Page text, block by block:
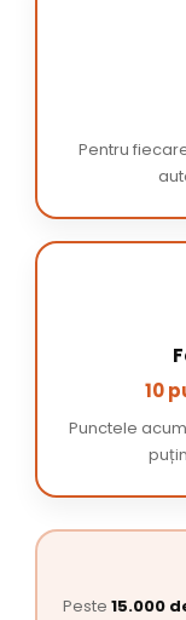
Pentru
10
Punctele
Peste 15.000